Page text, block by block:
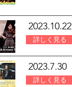
2023.10.22
詳しく見る
2023.7.30
詳しく見る